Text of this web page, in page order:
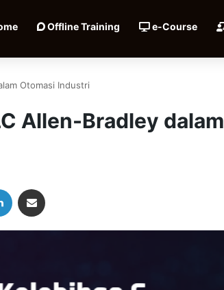
Offline Training e-Course
Otomasi Industri
Allen-Bradley dalam
LinkedIn